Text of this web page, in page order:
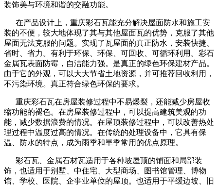
装饰美与环境和谐的交融功能。
在产品设计上，重庆彩石瓦能充分解决屋面防水和施工安
装的不便，较大地体现了其与其他屋面瓦的优势，克服了其他
屋面无法克服的问题。实现了瓦屋面的真正防水，安装快捷、
省时、省力。有利于环保、环保、可回收、可循环利用。彩石
金属瓦表面防霉，自洁能力强。是真正的绿色环保建材产品。
由于它的外观，可以大大节省土地资源，并可推荐回收利用，
不污染环境。真正符合绿色环保的要求。
重庆彩石瓦在房屋装修过程中不易爆裂，还能减少房屋收
缩功能的褪色。在房屋装修过程中，可以提高建筑美观的功
能，减少数据浪费的情况。在屋顶装修过程中，可以改善热处
理过程中温度过高的情况。在传统的处理设备中，它具有保
温、防水的特点，成为雨季和旱季常用的优点原理。
彩石瓦、金属石材瓦适用于各种坡屋顶的铺面和局部装
饰，也适用于别墅、中住宅、大型商场、图书馆管理、博物
馆、学校、医院、企事业单位的屋顶。也适用于平缓边坡、旧